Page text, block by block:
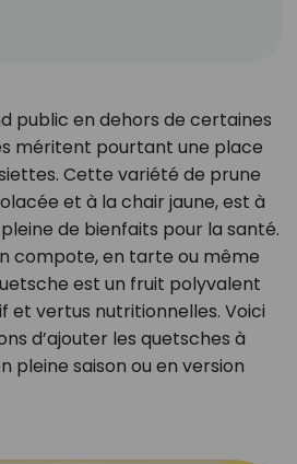
public en dehors de certaines
méritent pourtant une place
Cette variété de prune
et à la chair jaune, est à
de bienfaits pour la santé.
compote, en tarte ou même
est un fruit polyvalent
et vertus nutritionnelles. Voici
d’ajouter les quetsches à
pleine saison ou en version